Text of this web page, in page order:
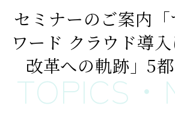
財務コンサルティング
CLOUD ACCOUNTING CORPORATION
キークレアクラウド会計株式会
経理体制整備
セミナーのご案内「
ワード クラウド導
改革への軌跡」5